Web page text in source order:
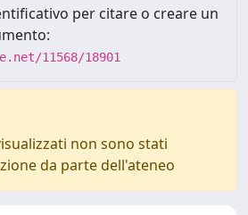
per citare o creare un
11568/18901
non sono stati
da parte dell'ateneo